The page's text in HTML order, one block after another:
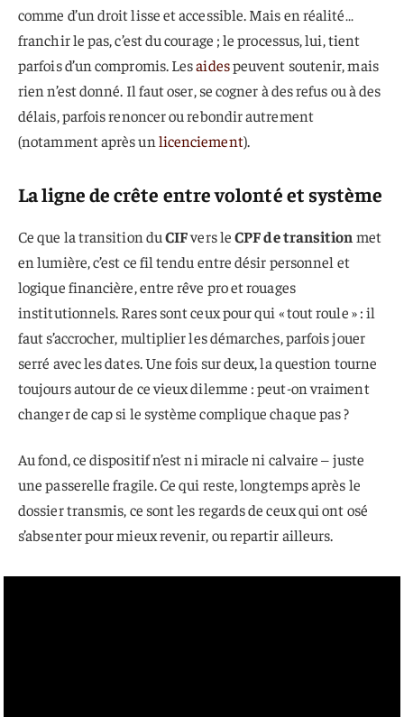
comme d’un droit lisse et accessible. Mais en réalité…
franchir le pas, c’est du courage ; le processus, lui, tient
parfois d’un compromis. Lesaidespeuvent soutenir, mais
rien n’est donné. Il faut oser, se cogner à des refus ou à des
délais, parfois renoncer ou rebondir autrement
(notamment après un licenciement).
La ligne de crête entre volonté et système
Ce que la transition duCIFvers leCPF de transition met
en lumière, c’est ce fil tendu entre désir personnel et
logique financière, entre rêve pro et rouages
institutionnels. Rares sont ceux pour qui « tout roule » : il
faut s’accrocher, multiplier les démarches, parfois jouer
serré avec les dates. Une fois sur deux, la question tourne
toujours autour de ce vieux dilemme : peut-on vraiment
changer de cap si le système complique chaque pas ?
Au fond, ce dispositif n’est ni miracle ni calvaire – juste
une passerelle fragile. Ce qui reste, longtemps après le
dossier transmis, ce sont les regards de ceux qui ont osé
s’absenter pour mieux revenir, ou repartir ailleurs.